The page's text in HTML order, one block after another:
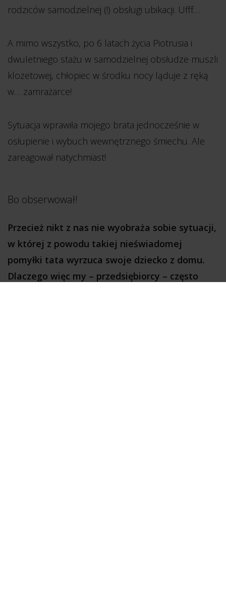
rodziców samodzielnej (!) obsługi ubikacji. Ufff…
A mimo wszystko, po 6 latach życia Piotrusia i
dwuletniego stażu w samodzielnej obsłudze muszli
klozetowej, chłopiec w środku nocy ląduje z ręką
w… zamrażarce!
Sytuacja wprawiła mojego brata jednocześnie w
osłupienie i wybuch wewnętrznego śmiechu. Ale
zareagował natychmiast!
Bo obserwował!
Przecież nikt z nas nie wyobraża sobie sytuacji,
w której z powodu takiej nieświadomej
pomyłki tata wyrzuca swoje dziecko z domu.
Dlaczego więc my – przedsiębiorcy – często